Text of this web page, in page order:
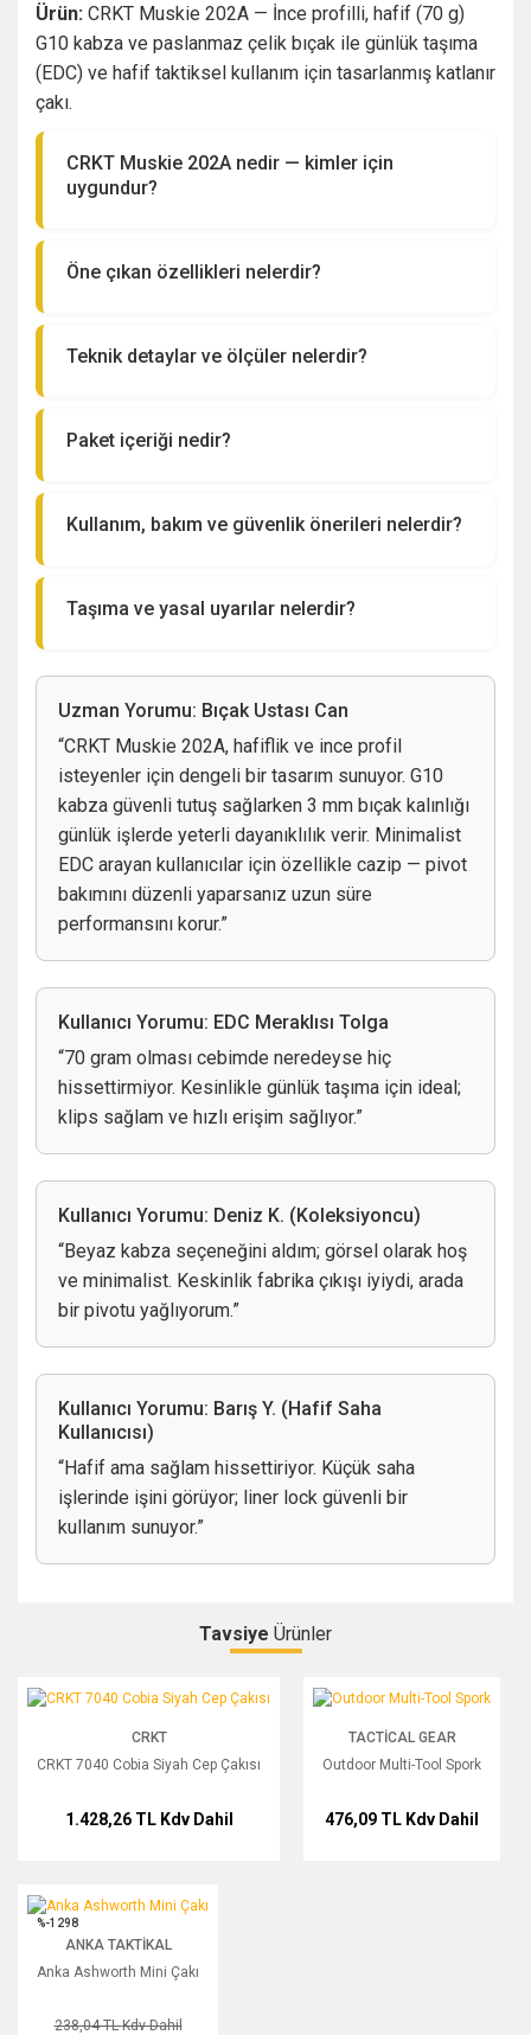
Ürün: CRKT Muskie 202A — İnce profilli, hafif (70 g)
G10 kabza ve paslanmaz çelik bıçak ile günlük taşıma
(EDC) ve hafif taktiksel kullanım için tasarlanmış katlanır
çakı.
CRKT Muskie 202A nedir — kimler için
uygundur?
ve koleksiyoncular için uygundur. Günlük kesme
Öne çıkan özellikleri nelerdir?
Paslanmaz çelik bıçak — dayanıklı ve uzun
ettirmeden taşınır.
Cep klipsi — hızlı erişim ve güvenli taşıma.
Teknik detaylar ve ölçüler nelerdir?
Bıçak Kalınlığı: 3 mm
Renk: Beyaz / Siyah
Kilit Tipi: Liner Lock
Paket içeriği nedir?
Kullanım, bakım ve güvenlik önerileri nelerdir?
ortamdan kaçının.
gerektiğinde üretici önerisine uygun ince yağ
uygulayın.
Liner lock kilidin tam oturduğundan emin olun;
kilitte gevşeme hissederseniz kullanmayı bırakın
ve servise başvurun.
Kılıf veya kapalı pozisyonda taşıyın; çocukların
erişemeyeceği yerde saklayın.
Taşıma ve yasal uyarılar nelerdir?
Kamuya açık alanlar, uçuş ve toplu taşıma
konularında kısıtlamalar olabilir. Satın almadan ve
düzenlemeleri kontrol etmeniz kullanıcı
sorumluluğundadır.
Uzman Yorumu: Bıçak Ustası Can
“CRKT Muskie 202A, hafiflik ve ince profil
isteyenler için dengeli bir tasarım sunuyor. G10
kabza güvenli tutuş sağlarken 3 mm bıçak kalınlığı
günlük işlerde yeterli dayanıklılık verir. Minimalist
EDC arayan kullanıcılar için özellikle cazip — pivot
bakımını düzenli yaparsanız uzun süre
performansını korur.”
Kullanıcı Yorumu: EDC Meraklısı Tolga
“70 gram olması cebimde neredeyse hiç
hissettirmiyor. Kesinlikle günlük taşıma için ideal;
klips sağlam ve hızlı erişim sağlıyor.”
Kullanıcı Yorumu: Deniz K. (Koleksiyoncu)
“Beyaz kabza seçeneğini aldım; görsel olarak hoş
ve minimalist. Keskinlik fabrika çıkışı iyiydi, arada
bir pivotu yağlıyorum.”
Kullanıcı Yorumu: Barış Y. (Hafif Saha
Kullanıcısı)
“Hafif ama sağlam hissettiriyor. Küçük saha
işlerinde işini görüyor; liner lock güvenli bir
kullanım sunuyor.”
Bu ürüne ilk yorumu siz yapın!
Yorum Yaz
Tavsiye Ürünler
CRKT 7040 Cobia Siyah Cep Çakısı
CRKT
CRKT 7040 Cobia Siyah Cep Çakısı
1.428,26 TL Kdv Dahil
Outdoor Multi-Tool Spork
TACTICAL GEAR
Outdoor Multi-Tool Spork
476,09 TL Kdv Dahil
Anka Ashworth Mini Çakı
%-1298
ANKA TAKTIKAL
Anka Ashworth Mini Çakı
238,04 TLKdv Dahil